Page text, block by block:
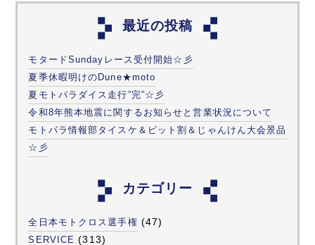
最近の投稿
モタードSundayレース受付開始☆彡
夏季休暇明けのDune★moto
夏モトパラダイス走行”完”☆彡
令和8年熊本地震に関するお知らせと営業状況について
モトパラ情報部タイスケ＆ピット割＆じゃんけん大会景品
☆彡
カテゴリー
全日本モトクロス選手権 (47)
SERVICE (313)